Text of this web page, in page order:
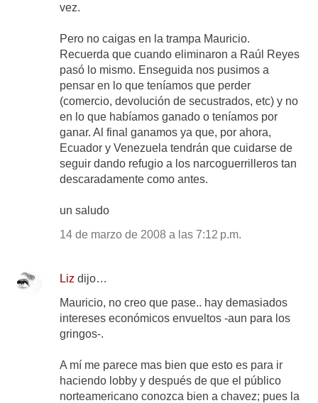
vez.
Pero no caigas en la trampa Mauricio.
Recuerda que cuando eliminaron a Raúl Reyes
pasó lo mismo. Enseguida nos pusimos a
pensar en lo que teníamos que perder
(comercio, devolución de secustrados, etc) y no
en lo que habíamos ganado o teníamos por
ganar. Al final ganamos ya que, por ahora,
Ecuador y Venezuela tendrán que cuidarse de
seguir dando refugio a los narcoguerrilleros tan
descaradamente como antes.
un saludo
14 de marzo de 2008 a las 7:12 p.m.
Liz dijo…
Mauricio, no creo que pase.. hay demasiados
intereses económicos envueltos -aun para los
gringos-.
A mí me parece mas bien que esto es para ir
haciendo lobby y después de que el público
norteamericano conozca bien a chavez; pues la